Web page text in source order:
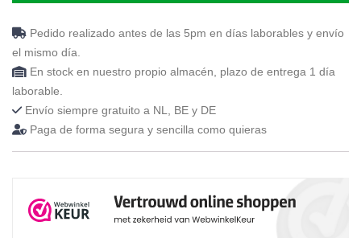
Pedido realizado antes de las 5pm en días laborables y envío
el mismo día.
En stock en nuestro propio almacén, plazo de entrega 1 día
laborable.
Envío siempre gratuito a NL, BE y DE
Paga de forma segura y sencilla como quieras